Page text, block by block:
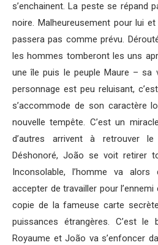
s’enchainent. La peste se répand
noire. Malheureusement pour lui
passera pas comme prévu.
les hommes tomberont les uns
une île puis le peuple Maure – sa
personnage est peu reluisant,
s’accommode de son caractère
nouvelle tempête. C’est un
d’autres arrivent à retrouver
Déshonoré, João se voit retirer
Inconsolable, l’homme va
accepter de travailler pour
copie de la fameuse carte
puissances étrangères. C’est
Royaume et João va s’enfoncer